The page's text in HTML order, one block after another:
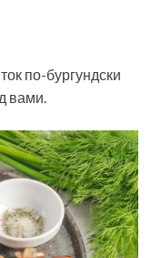
по-бургундски
вами.